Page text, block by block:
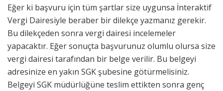
Eğer ki başvuru için tüm şartlar size uygunsa İnteraktif
Vergi Dairesiyle beraber bir dilekçe yazmanız gerekir.
Bu dilekçeden sonra vergi dairesi incelemeler
yapacaktır. Eğer sonuçta başvurunuz olumlu olursa size
vergi dairesi tarafından bir belge verilir. Bu belgeyi
adresinize en yakın SGK şubesine götürmelisiniz.
Belgeyi SGK müdürlüğüne teslim ettikten sonra genç